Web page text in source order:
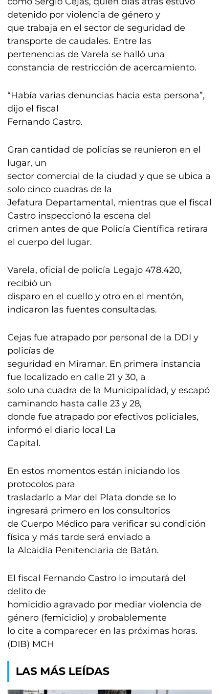
detenido por violencia de género y
que trabaja en el sector de seguridad de
transporte de caudales. Entre las
pertenencias de Varela se halló una
constancia de restricción de acercamiento.
“Había varias denuncias hacia esta persona”,
dijo el fiscal
Fernando Castro.
Gran cantidad de policías se reunieron en el
lugar, un
sector comercial de la ciudad y que se ubica a
solo cinco cuadras de la
Jefatura Departamental, mientras que el fiscal
Castro inspeccionó la escena del
crimen antes de que Policía Científica retirara
el cuerpo del lugar.
Varela, oficial de policía Legajo 478.420,
recibió un
disparo en el cuello y otro en el mentón,
indicaron las fuentes consultadas.
Cejas fue atrapado por personal de la DDI y
policías de
seguridad en Miramar. En primera instancia
fue localizado en calle 21 y 30, a
solo una cuadra de la Municipalidad, y escapó
caminando hasta calle 23 y 28,
donde fue atrapado por efectivos policiales,
informó el diario local La
Capital.
En estos momentos están iniciando los
protocolos para
trasladarlo a Mar del Plata donde se lo
ingresará primero en los consultorios
de Cuerpo Médico para verificar su condición
física y más tarde será enviado a
la Alcaidía Penitenciaria de Batán.
El fiscal Fernando Castro lo imputará del
delito de
homicidio agravado por mediar violencia de
género (femicidio) y probablemente
lo cite a comparecer en las próximas horas.
(DIB) MCH
LAS MÁS LEÍDAS